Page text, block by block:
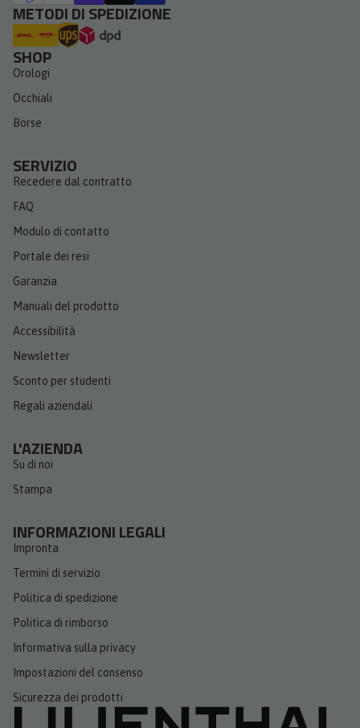
METODI DI SPEDIZIONE
SHOP
Orologi
Occhiali
Borse
SERVIZIO
Recedere dal contratto
FAQ
Modulo di contatto
Portale dei resi
Garanzia
Manuali del prodotto
Accessibilità
Newsletter
Sconto per studenti
Regali aziendali
L'AZIENDA
Su di noi
Stampa
INFORMAZIONI LEGALI
Impronta
Termini di servizio
Politica di spedizione
Politica di rimborso
Informativa sulla privacy
Impostazioni del consenso
Sicurezza dei prodotti